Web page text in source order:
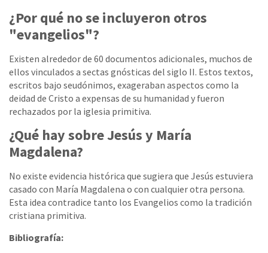
¿Por qué no se incluyeron otros
"evangelios"?
Existen alrededor de 60 documentos adicionales, muchos de
ellos vinculados a sectas gnósticas del siglo II. Estos textos,
escritos bajo seudónimos, exageraban aspectos como la
deidad de Cristo a expensas de su humanidad y fueron
rechazados por la iglesia primitiva.
¿Qué hay sobre Jesús y María
Magdalena?
No existe evidencia histórica que sugiera que Jesús estuviera
casado con María Magdalena o con cualquier otra persona.
Esta idea contradice tanto los Evangelios como la tradición
cristiana primitiva.
Bibliografía: